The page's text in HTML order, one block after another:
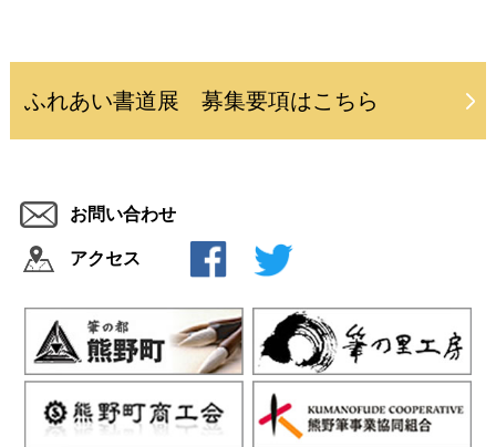
ふれあい書道展 募集要項はこちら
お問い合わせ
アクセス